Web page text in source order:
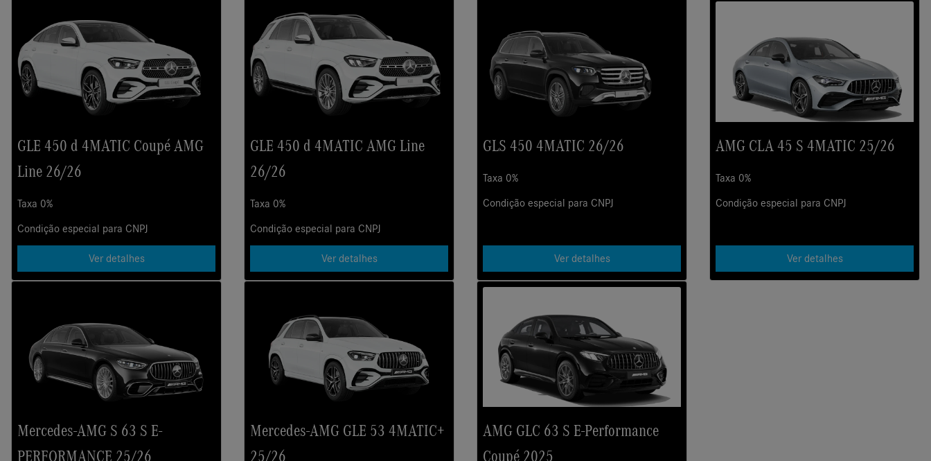
GLE 450 d 4MATIC Coupé AMG
Line 26/26
Taxa 0%
Condição especial para CNPJ
Ver detalhes
GLE 450 d 4MATIC AMG Line
26/26
Taxa 0%
Condição especial para CNPJ
Ver detalhes
GLS 450 4MATIC 26/26
Taxa 0%
Condição especial para CNPJ
Ver detalhes
AMG CLA 45 S 4MATIC 25/26
Taxa 0%
Condição especial para CNPJ
Ver detalhes
Mercedes-AMG S 63 S E-
PERFORMANCE 25/26
Mercedes-AMG GLE 53 4MATIC+
25/26
AMG GLC 63 S E-Performance
Coupé 2025